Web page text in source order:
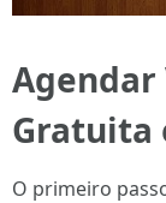
Agendar
Gratuita
O primeiro